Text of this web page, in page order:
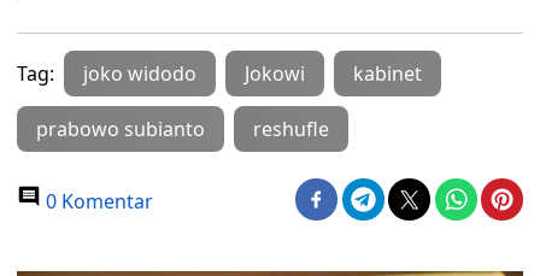
Tag: joko widodo Jokowi kabinet
prabowo subianto reshufle
0 Komentar